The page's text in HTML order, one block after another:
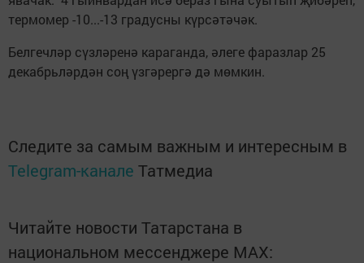
термомер -10...-13 градусны күрсәтәчәк.
Белгечләр сүзләренә караганда, әлеге фаразлар 25
декабрьләрдән соң үзгәрергә дә мөмкин.
Следите за самым важным и интересным в
Telegram-канале Татмедиа
Читайте новости Татарстана в
национальном мессенджере MАХ: